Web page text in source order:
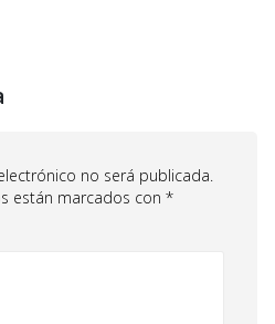
no será publicada.
están marcados con *